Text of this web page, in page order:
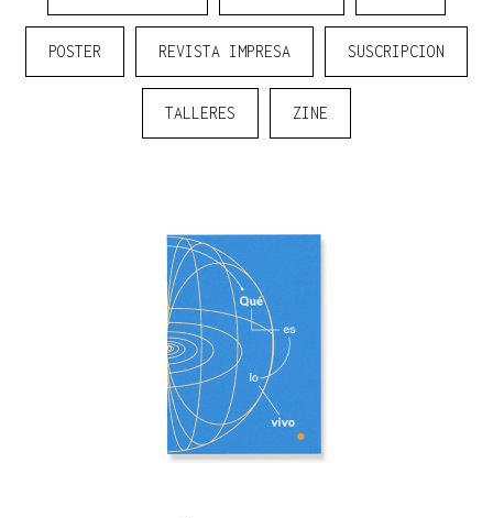
POSTER REVISTA IMPRESA SUSCRIPCION
TALLERES ZINE
Explora la cultura creativa en torno al movimiento
socioambiental con Endémico.
facebook instagram
equipo política de envíos